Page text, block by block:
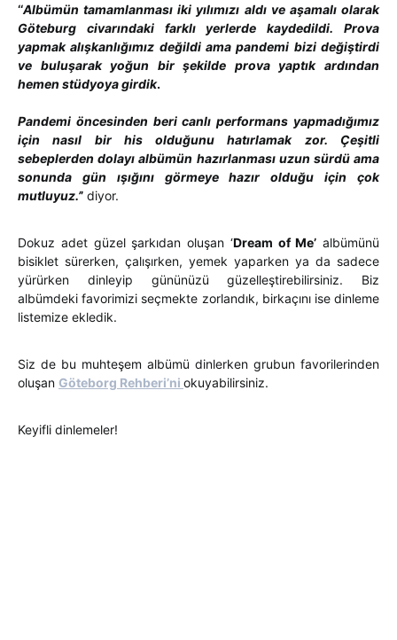
‘‘Albümün tamamlanması iki yılımızı aldı ve aşamalı olarak
Göteburg civarındaki farklı yerlerde kaydedildi. Prova
yapmak alışkanlığımız değildi ama pandemi bizi değiştirdi
ve buluşarak yoğun bir şekilde prova yaptık ardından
hemen stüdyoya girdik.
Pandemi öncesinden beri canlı performans yapmadığımız
için nasıl bir his olduğunu hatırlamak zor. Çeşitli
sebeplerden dolayı albümün hazırlanması uzun sürdü ama
sonunda gün ışığını görmeye hazır olduğu için çok
mutluyuz.’’ diyor.
Dokuz adet güzel şarkıdan oluşan ‘Dream of Me’ albümünü
bisiklet sürerken, çalışırken, yemek yaparken ya da sadece
yürürken dinleyip gününüzü güzelleştirebilirsiniz. Biz
albümdeki favorimizi seçmekte zorlandık, birkaçını ise dinleme
listemize ekledik.
Siz de bu muhteşem albümü dinlerken grubun favorilerinden
oluşan Göteborg Rehberi’ni okuyabilirsiniz.
Keyifli dinlemeler!